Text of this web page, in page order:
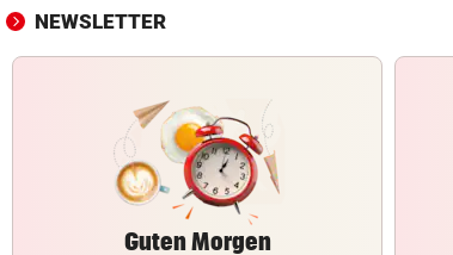
NEWSLETTER
Guten Morgen